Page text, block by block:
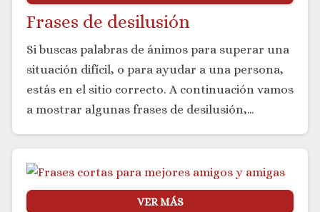
Frases de desilusión
Si buscas palabras de ánimos para superar una
situación difícil, o para ayudar a una persona,
estás en el sitio correcto. A continuación vamos
a mostrar algunas frases de desilusión,…
VER MÁS